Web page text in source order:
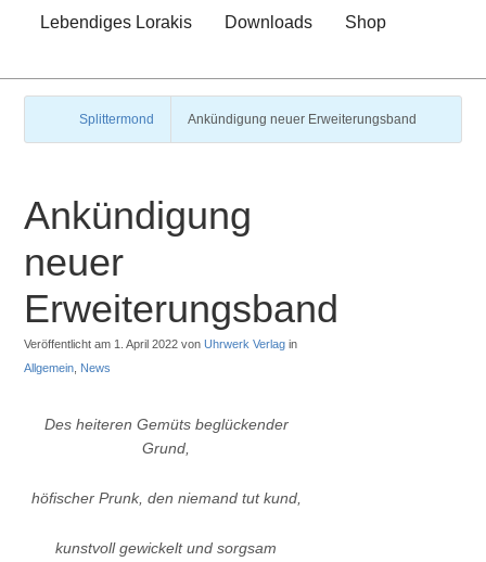
Lebendiges Lorakis Downloads Shop
Splittermond Ankündigung neuer Erweiterungsband
Ankündigung
neuer
Erweiterungsband
Veröffentlicht am 1. April 2022 vonUhrwerk Verlag in
Allgemein News
Des heiteren Gemüts beglückender
Grund,
höfischer Prunk, den niemand tut kund,
kunstvoll gewickelt und sorgsam